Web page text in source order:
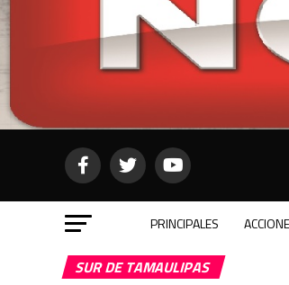
PRINCIPALES
SUR DE TAMAULIPAS